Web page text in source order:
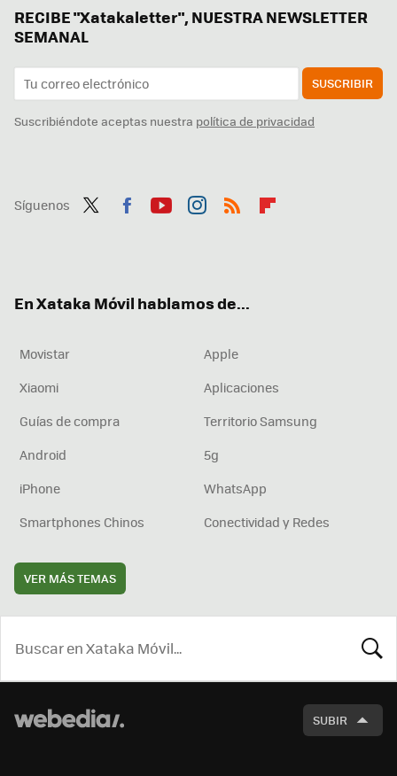
RECIBE "Xatakaletter", NUESTRA NEWSLETTER
SEMANAL
SUSCRIBIR
Suscribiéndote aceptas nuestra política de privacidad
Síguenos
En Xataka Móvil hablamos de...
Movistar
Apple
Xiaomi
Aplicaciones
Guías de compra
Territorio Samsung
Android
5g
iPhone
WhatsApp
Smartphones Chinos
Conectividad y Redes
VER MÁS TEMAS
SUBIR